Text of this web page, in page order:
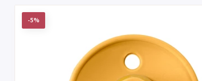
-5%